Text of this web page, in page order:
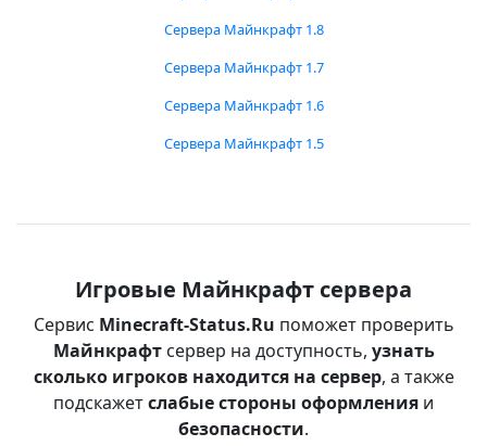
Сервера Майнкрафт 1.8
Сервера Майнкрафт 1.7
Сервера Майнкрафт 1.6
Сервера Майнкрафт 1.5
Игровые Майнкрафт сервера
Сервис Minecraft-Status.Ru поможет проверить
Майнкрафтсервер на доступность, узнать
сколько игроков находится на сервер, а также
подскажетслабые стороны оформления и
безопасности.